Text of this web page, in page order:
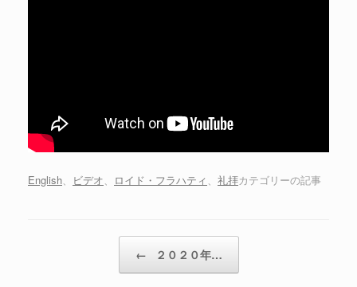
English、 ビデオ、 ロイド・フラハティ、 礼拝カテゴリーの記事
← ２０２０年…